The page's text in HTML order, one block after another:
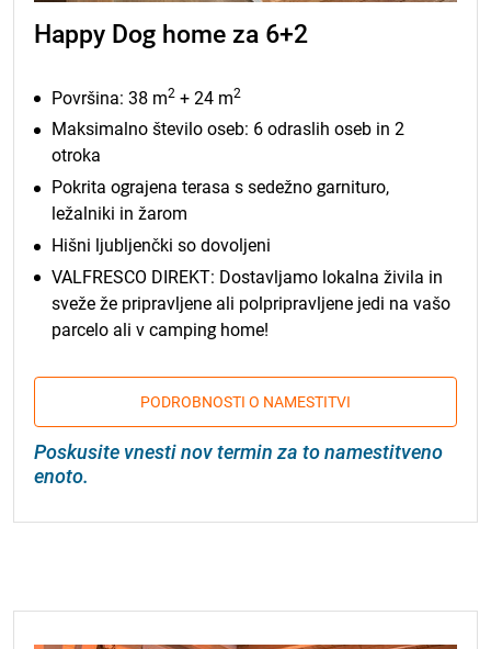
Happy Dog home za 6+2
Površina: 38 m2 + 24 m2
Maksimalno število oseb: 6 odraslih oseb in 2
otroka
Pokrita ograjena terasa s sedežno garnituro,
ležalniki in žarom
Hišni ljubljenčki so dovoljeni
VALFRESCO DIREKT: Dostavljamo lokalna živila in
sveže že pripravljene ali polpripravljene jedi na vašo
parcelo ali v camping home!
PODROBNOSTI O NAMESTITVI
Poskusite vnesti nov termin za to namestitveno
enoto.